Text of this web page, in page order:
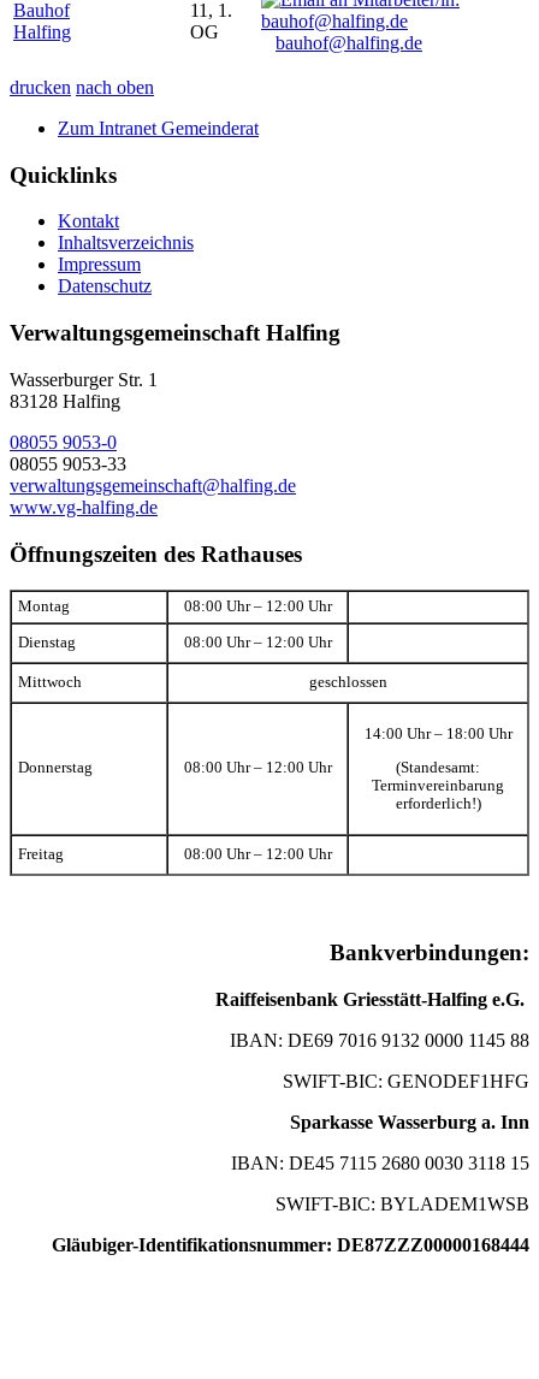
Bauhof
Halfing
11, 1.
OG
bauhof@halfing.de
drucken nach oben
Zum Intranet Gemeinderat
Quicklinks
Kontakt
Inhaltsverzeichnis
Impressum
Datenschutz
Verwaltungsgemeinschaft Halfing
Wasserburger Str. 1
83128 Halfing
08055 9053-0
08055 9053-33
verwaltungsgemeinschaft@halfing.de
www.vg-halfing.de
Öffnungszeiten des Rathauses
Montag 08:00 Uhr – 12:00 Uhr
Dienstag 08:00 Uhr – 12:00 Uhr
Mittwoch geschlossen
Donnerstag 08:00 Uhr – 12:00 Uhr
14:00 Uhr – 18:00 Uhr
(Standesamt:
Terminvereinbarung
erforderlich!)
Freitag 08:00 Uhr – 12:00 Uhr
Bankverbindungen:
Raiffeisenbank Griesstätt-Halfing e.G.
IBAN: DE69 7016 9132 0000 1145 88
SWIFT-BIC: GENODEF1HFG
Sparkasse Wasserburg a. Inn
IBAN: DE45 7115 2680 0030 3118 15
SWIFT-BIC: BYLADEM1WSB
Gläubiger-Identifikationsnummer: DE87ZZZ00000168444